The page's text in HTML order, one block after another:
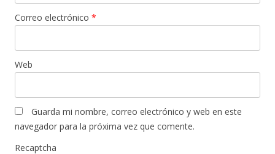
Correo electrónico *
Web
Guarda mi nombre, correo electrónico y web en este
navegador para la próxima vez que comente.
Recaptcha